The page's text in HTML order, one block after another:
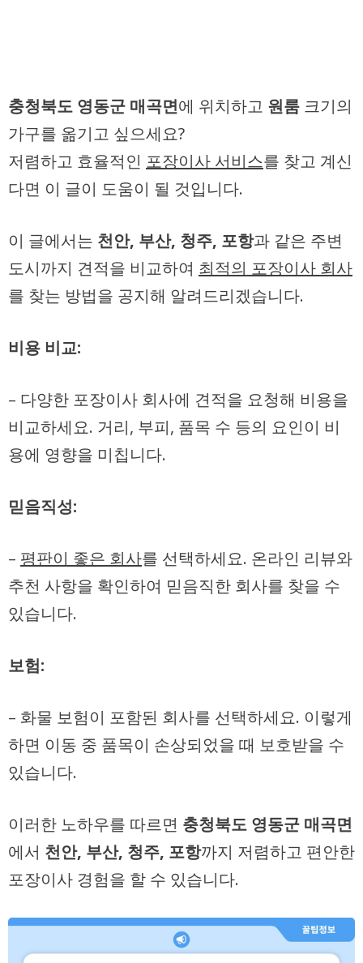
충청북도 영동군 매곡면에 위치하고 원룸 크기의
가구를 옮기고 싶으세요?
저렴하고 효율적인 포장이사 서비스를 찾고 계신
다면 이 글이 도움이 될 것입니다.
이 글에서는 천안, 부산, 청주, 포항과 같은 주변
도시까지 견적을 비교하여 최적의 포장이사 회사
를 찾는 방법을 공지해 알려드리겠습니다.
비용 비교:
– 다양한 포장이사 회사에 견적을 요청해 비용을
비교하세요. 거리, 부피, 품목 수 등의 요인이 비
용에 영향을 미칩니다.
믿음직성:
– 평판이 좋은 회사를 선택하세요. 온라인 리뷰와
추천 사항을 확인하여 믿음직한 회사를 찾을 수
있습니다.
보험:
– 화물 보험이 포함된 회사를 선택하세요. 이렇게
하면 이동 중 품목이 손상되었을 때 보호받을 수
있습니다.
이러한 노하우를 따르면 충청북도 영동군 매곡면
에서 천안, 부산, 청주, 포항까지 저렴하고 편안한
포장이사 경험을 할 수 있습니다.